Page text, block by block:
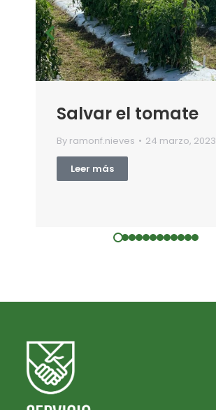
Salvar el tomate
By ramonf.nieves 24 marzo, 2023
Leer más